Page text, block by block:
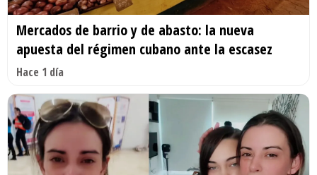
Mercados de barrio y de abasto: la nueva
apuesta del régimen cubano ante la escasez
Hace 1 día